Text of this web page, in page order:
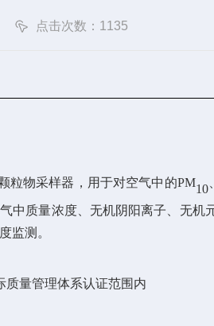
点击次数：1135
粒物采样器，用于对空气中的PM10
中质量浓度、无机阴阳离子、无
监测。
质量管理体系认证范围内